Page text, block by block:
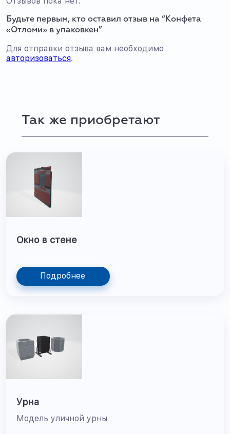
Будьте первым, кто оставил отзыв на “Конфета
«Отломи» в упаковкен”
Для отправки отзыва вам необходимо
авторизоваться.
Так же приобретают
Окно в стене
Подробнее
Урна
Модель уличной урны